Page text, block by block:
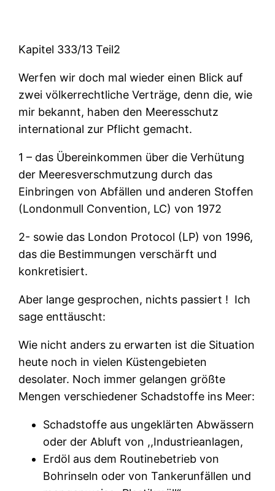
Kapitel 333/13 Teil2
Werfen wir doch mal wieder einen Blick auf
zwei völkerrechtliche Verträge, denn die, wie
mir bekannt, haben den Meeresschutz
international zur Pflicht gemacht.
1 – das Übereinkommen über die Verhütung
der Meeresverschmutzung durch das
Einbringen von Abfällen und anderen Stoffen
(Londonmull Convention, LC) von 1972
2- sowie das London Protocol (LP) von 1996,
das die Bestimmungen verschärft und
konkretisiert.
Aber lange gesprochen, nichts passiert ! Ich
sage enttäuscht:
Wie nicht anders zu erwarten ist die Situation
heute noch in vielen Küstengebieten
desolater. Noch immer gelangen größte
Mengen verschiedener Schadstoffe ins Meer:
Schadstoffe aus ungeklärten Abwässern
oder der Abluft von ,,Industrieanlagen,
Erdöl aus dem Routinebetrieb von
Bohrinseln oder von Tankerunfällen und